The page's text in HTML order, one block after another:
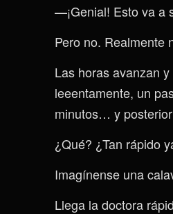
—¡Genial! Esto va a
Pero no. Realmente
Las horas avanzan
leeentamente, un
minutos… y
¿Qué? ¿Tan rápido
Imagínense una
Llega la doctora